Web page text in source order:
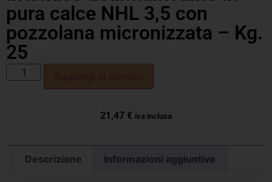
pura calce NHL 3,5 con
pozzolana micronizzata – Kg.
25
21,47 € iva inclusa
Descrizione Informazioni aggiuntive